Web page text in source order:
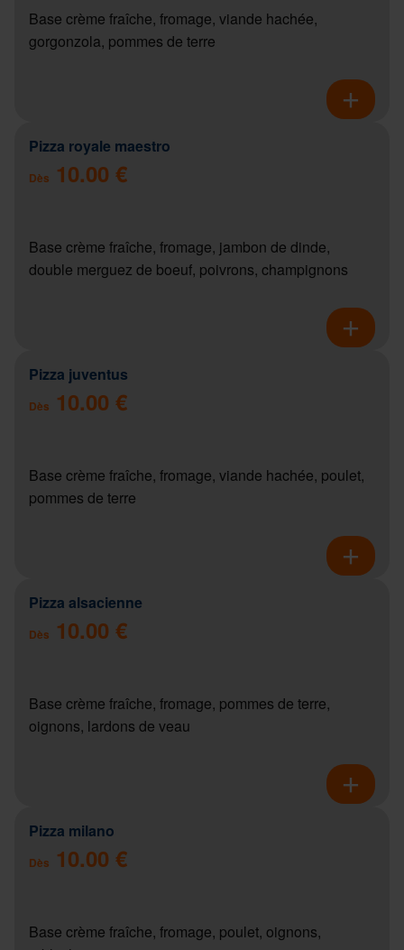
Base crème fraîche, fromage, viande hachée,
gorgonzola, pommes de terre
Pizza royale maestro
Dès 10.00 €
Base crème fraîche, fromage, jambon de dinde,
double merguez de boeuf, poivrons, champignons
Pizza juventus
Dès 10.00 €
Base crème fraîche, fromage, viande hachée, poulet,
pommes de terre
Pizza alsacienne
Dès 10.00 €
Base crème fraîche, fromage, pommes de terre,
oignons, lardons de veau
Pizza milano
Dès 10.00 €
Base crème fraîche, fromage, poulet, oignons,